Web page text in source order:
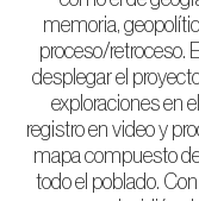
memoria,
proceso/retroceso.
desplegar el
exploraciones en
registro en video y
mapa compuesto
todo el poblado.